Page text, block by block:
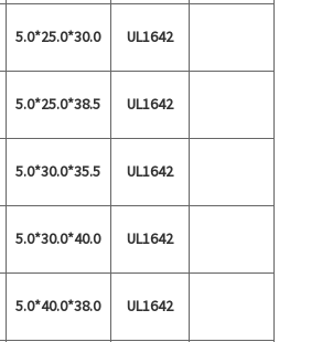
5.0*25.0*30.0 UL1642
5.0*25.0*38.5 UL1642
5.0*30.0*35.5 UL1642
5.0*30.0*40.0 UL1642
5.0*40.0*38.0 UL1642